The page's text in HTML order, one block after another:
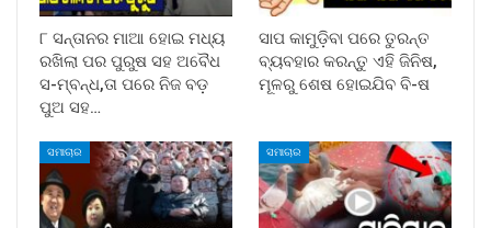
୮ ସନ୍ତାନର ମାଆ ହୋଇ ମଧ୍ୟ
ରଖିଲା ପର ପୁରୁଷ ସହ ଅବୈଧ
ସ-ମ୍ବନ୍ଧ,ତା ପରେ ନିଜ ବଡ଼
ପୁଅ ସହ…
ସାପ କାମୁଡ଼ିବା ପରେ ତୁରନ୍ତ
ବ୍ୟବହାର କରନ୍ତୁ ଏହି ଜିନିଷ,
ମୂଳରୁ ଶେଷ ହୋଇଯିବ ବି-ଷ
ସମାଚାର ସମାଚାର